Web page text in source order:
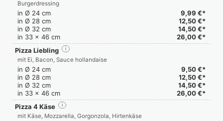
Burgerdressing
in Ø 24 cm
9,99 €*
in Ø 28 cm
12,50 €*
in Ø 32 cm
14,50 €*
in 33 x 46 cm
26,00 €*
Pizza Liebling
i
mit Ei, Bacon, Sauce hollandaise
in Ø 24 cm
9,50 €*
in Ø 28 cm
12,50 €*
in Ø 32 cm
14,50 €*
in 33 x 46 cm
26,00 €*
Pizza 4 Käse
i
mit Käse, Mozzarella, Gorgonzola, Hirtenkäse